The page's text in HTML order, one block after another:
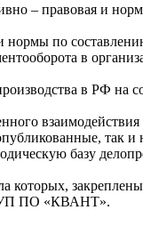
– правовая и
по
в
в РФ на
взаимодействия
так и
базу
которых,
ПО «КВАНТ».